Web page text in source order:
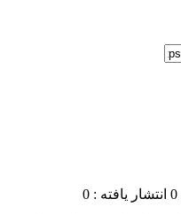
انتشار یافته : 0